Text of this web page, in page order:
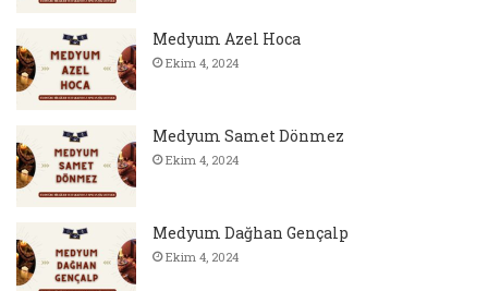
Medyum Azel Hoca
Ekim 4, 2024
Medyum Samet Dönmez
Ekim 4, 2024
Medyum Dağhan Gençalp
Ekim 4, 2024